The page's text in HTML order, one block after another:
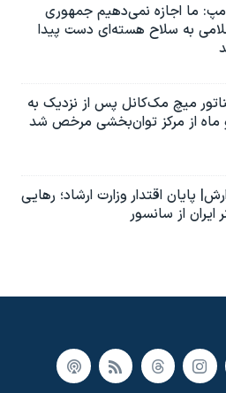
ما اجازه نمی‌دهیم جمهوری
به سلاح هسته‌ای دست پیدا
میچ مک‌کانل پس از نزدیک به
ماه از مرکز توان‌بخشی مرخص شد
پایان اقتدار وزارت ارشاد؛ رهایی
ایران از سانسور